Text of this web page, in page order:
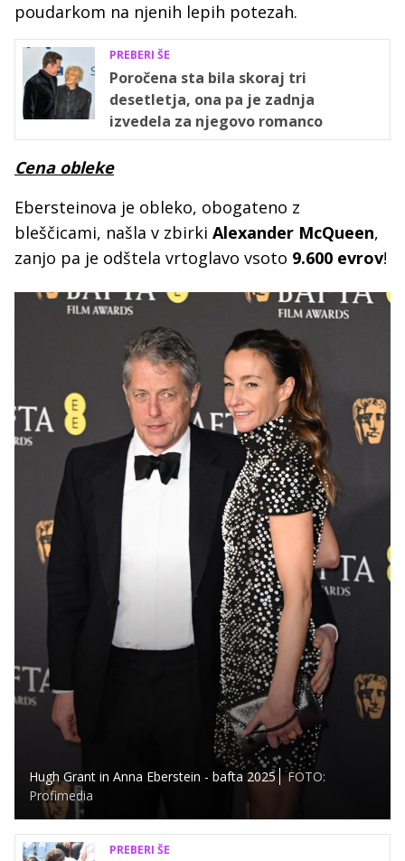
poudarkom na njenih lepih potezah.
PREBERI ŠE
Poročena sta bila skoraj tri
desetletja, ona pa je zadnja
izvedela za njegovo romanco
Cena obleke
Ebersteinova je obleko, obogateno z
bleščicami, našla v zbirki Alexander McQueen,
zanjo pa je odštela vrtoglavo vsoto 9.600 evrov!
Hugh Grant in Anna Eberstein - bafta 2025
FOTO:
Profimedia
PREBERI ŠE